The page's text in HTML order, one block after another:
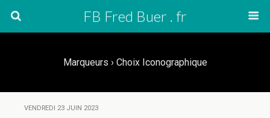
FB Fred Buer . fr
Marqueurs › Choix Iconographique
VENDREDI 23 JUIN 2023